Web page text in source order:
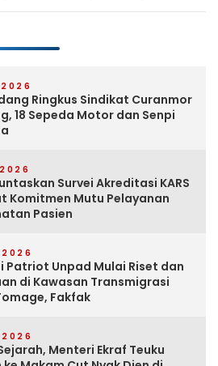
2026
Ringkus Sindikat Curanmor
18 Sepeda Motor dan Senpi
Survei Akreditasi KARS
Komitmen Mutu Pelayanan
Pasien
2026
Patriot Unpad Mulai Riset dan
di Kawasan Transmigrasi
Fakfak
2026
Menteri Ekraf Teuku